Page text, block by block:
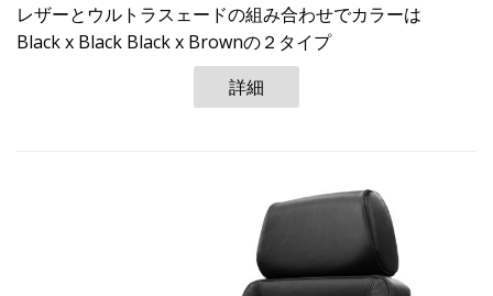
レザーとウルトラスェードの組み合わせでカラーは
Black x Black Black x Brownの２タイプ
詳細